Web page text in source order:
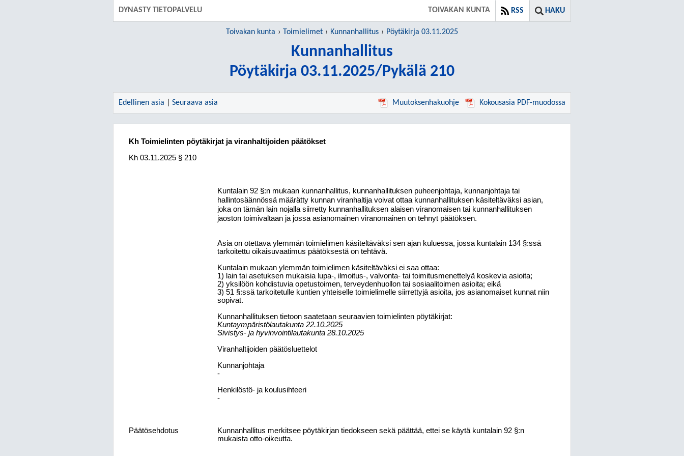
DYNASTY TIETOPALVELU HAKU
RSS
TOIVAKAN KUNTA
Toivakan kunta Toimielimet Kunnanhallitus Pöytäkirja 03.11.2025
Kunnanhallitus
Pöytäkirja 03.11.2025/Pykälä 210
Edellinen asia Seuraava asia Muutoksenhakuohje Kokousasia PDF-muodossa
Kh Toimielinten pöytäkirjat ja viranhaltijoiden päätökset
Kh 03.11.2025 § 210
Kuntalain 92 §:n mukaan kunnanhallitus, kunnanhallituksen puheenjohtaja, kunnanjohtaja tai
hallintosäännössä määrätty kunnan viranhaltija voivat ottaa kunnanhal lituksen käsiteltäväksi asian,
joka on tämän lain nojalla siirretty kunnanhal lituksen alaisen viranomaisen tai kunnanhallituksen
jaoston toimivaltaan ja jossa asianomainen viranomainen on tehnyt päätöksen.
Asia on otettava ylemmän toimielimen käsiteltäväksi sen ajan kuluessa, jossa kuntalain 134 §:ssä
tarkoitettu oikaisuvaatimus päätöksestä on tehtävä.
Kuntalain mukaan ylemmän toimielimen käsiteltäväksi ei saa ottaa:
1) lain tai asetuksen mukaisia lupa-, ilmoitus-, valvonta- tai toimitusmenettelyä koskevia asioita;
2) yksilöön kohdistuvia opetustoimen, terveydenhuollon tai sosiaalitoimen asioita; eikä
3) 51 §:ssä tarkoitetulle kuntien yhteiselle toimielimelle siirrettyjä asioita, jos asianomaiset kunnat niin
sopivat.
Kunnanhallituksen tietoon saatetaan seuraavien toimielinten pöytäkirjat:
Kuntaympäristölautakunta 22.10.2025
Sivistys- ja hyvinvointilautakunta 28.10.2025
Viranhaltijoiden päätösluettelot
Kunnanjohtaja
-
Henkilöstö- ja koulusihteeri
-
Päätösehdotus
Kunnanhallitus merkitsee pöytäkirjan tiedokseen sekä päättää, ettei se käytä kuntalain 92 §:n
mukaista otto-oikeutta.